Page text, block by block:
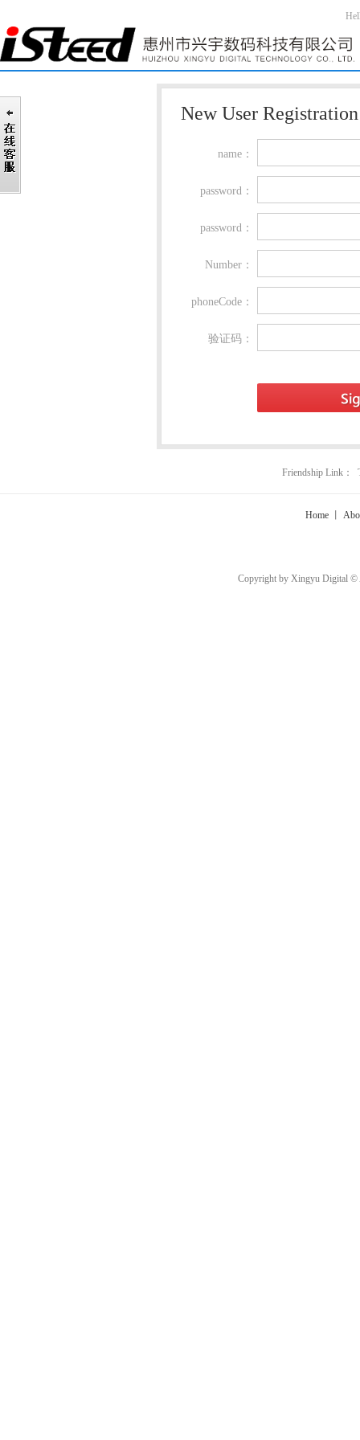
New User Registration
name：
password：
password：
Number：
phoneCode：
验证码：
Friendship Link：
Home
Copyright by Xingyu Digital ©